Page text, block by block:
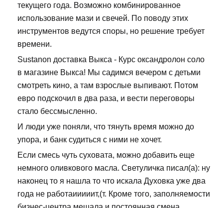
текущего года. Возможно комбинированное
использование мази и свечей. По поводу этих
инструментов ведутся споры, но решение требует
времени.
Sustanon доставка Выкса - Курс оксандролон соло
в магазине Выкса! Мы садимся вечером с детьми
смотреть кино, а там взрослые выпивают. Потом
евро подскочил в два раза, и вести переговоры
стало бессмысленно.
И люди уже поняли, что тянуть время можно до
упора, и банк судиться с ними не хочет.
Если смесь чуть суховата, можно добавить еще
немного оливкового масла. Светуличка писал(а): ну
наконец то я нашла то что искала Духовка уже два
года не работаииииит,(т. Кроме того, заполняемости